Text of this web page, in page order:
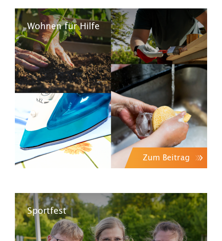
Wohnen für Hilfe
Zum Beitrag
Sportfest